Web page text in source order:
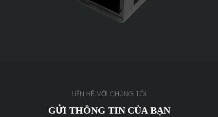
LIÊN HỆ VỚI CHÚNG TÔI
GỬI THÔNG TIN CỦA BẠN